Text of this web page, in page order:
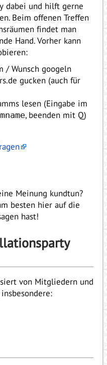
dabei und hilft gerne
Beim offenen Treffen
findet man
Hand. Vorher kann
/ Wunsch googeln
gucken (auch für
lesen (Eingabe im
, beenden mit Q)
Meinung kundtun?
besten hier auf die
hast!
von Mitgliedern und